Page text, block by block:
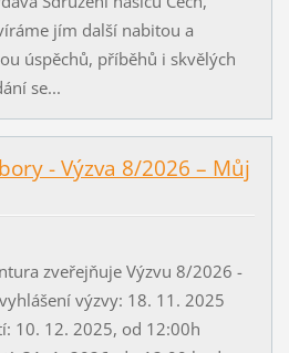
jím další nabitou a
úspěchů, příběhů i skvělých
se...
- Výzva 8/2026 – Můj
zveřejňuje Výzvu 8/2026 -
výzvy: 18. 11. 2025
10. 12. 2025, od 12:00h